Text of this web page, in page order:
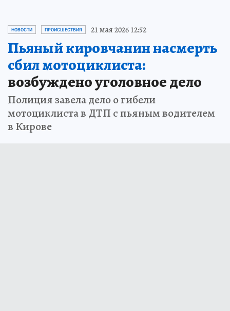
НОВОСТИ ПРОИСШЕСТВИЯ 21 мая 2026 12:52
Пьяный кировчанин насмерть
сбил мотоциклиста:
возбуждено уголовное дело
Полиция завела дело о гибели
мотоциклиста в ДТП с пьяным водителем
в Кирове